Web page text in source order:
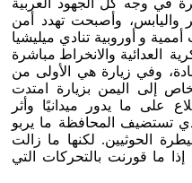
في وجه كل الجهود العربية
واليابس، وأصبحت تهدد أمن
أممية و أوروبية تنادي ميليشيا
العدائية والانخراط مباشرة
وفي زيارة هي الأولى من
إلى اليمن بزيارة امتدت
على ما يدور ميدانيًا وأثر
تستضيف المحافظة ما يربو
الحوثيين. لكنها ما زالت
ما قورنت بالتحركات التي